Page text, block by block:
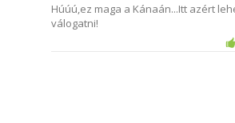
Húúú,ez maga a Kánaán...Itt azért
válogatni!